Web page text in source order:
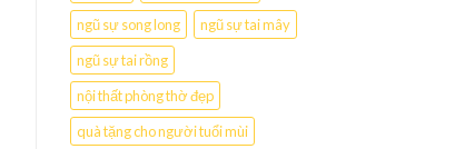
ngũ sự song long
ngũ sự tai mây
ngũ sự tai rồng
nội thất phòng thờ đẹp
quà tặng cho người tuổi mùi